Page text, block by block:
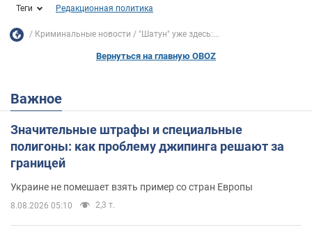
Теги Редакционная политика
Криминальные новости "Шатун" уже здесь:...
Вернуться на главную OBOZ
Важное
Значительные штрафы и специальные
полигоны: как проблему джипинга решают за
границей
Украине не помешает взять пример со стран Европы
8.08.2026 05:10 2,3 т.